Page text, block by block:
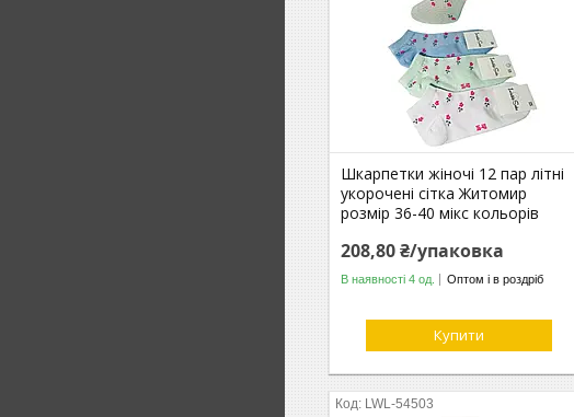
Шкарпетки жіночі 12 пар літні
укорочені сітка Житомир
розмір 36-40 мікс кольорів
208,80 ₴/упаковка
В наявності 4 од. Оптом і в роздріб
Купити
LWL-54503